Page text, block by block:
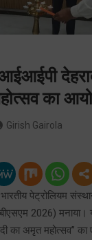
का
Girish Gairola
पेट्रोलियम
2026)
का अमृत महोत्सव”